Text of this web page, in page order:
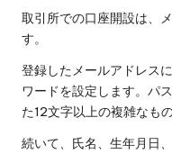
取引所での口座開設は、
す。
登録したメールアドレス
ワードを設定します。パ
た12文字以上の複雑なも
続いて、氏名、生年月日